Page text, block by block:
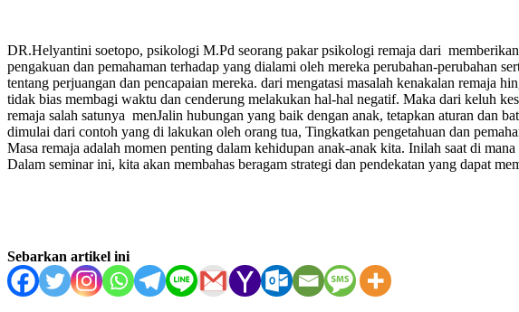
DR.Helyantini soetopo, psikologi M.Pd seorang pakar psikologi remaja dari
pengakuan dan pemahaman terhadap yang dialami oleh mereka perubahan-perubahan
tentang perjuangan dan pencapaian mereka. dari mengatasi masalah kenakalan remaja
tidak bias membagi waktu dan cenderung melakukan hal-hal negatif. Maka dari keluh
remaja salah satunya menJalin hubungan yang baik dengan anak, tetapkan aturan dan
dimulai dari contoh yang di lakukan oleh orang tua, Tingkatkan pengetahuan dan
Masa remaja adalah momen penting dalam kehidupan anak-anak kita. Inilah saat di
Dalam seminar ini, kita akan membahas beragam strategi dan pendekatan yang dapat
Sebarkan artikel ini